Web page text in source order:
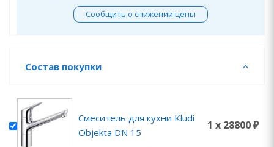
Сообщить о снижении цены
Состав покупки
Смеситель для кухни Kludi
Objekta DN 15
1 x 28800 ₽